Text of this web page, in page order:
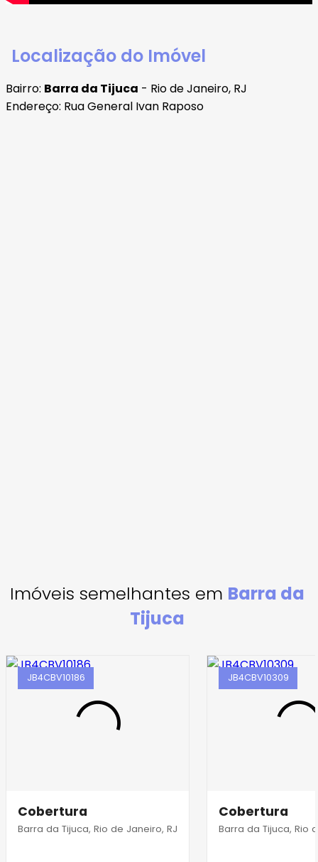
Localização do Imóvel
Bairro: Barra da Tijuca - Rio de Janeiro, RJ
Endereço: Rua General Ivan Raposo
Imóveis semelhantes em Barra da
Tijuca
JB4CBV10186
Cobertura
Barra da Tijuca, Rio de Janeiro, RJ
JB4CBV10309
Cobertura
Barra da Tijuca, Rio